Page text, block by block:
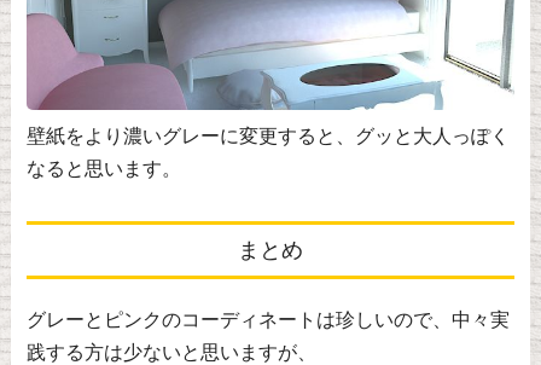
壁紙をより濃いグレーに変更すると、グッと大人っぽく
なると思います。
まとめ
グレーとピンクのコーディネートは珍しいので、中々実
践する方は少ないと思いますが、